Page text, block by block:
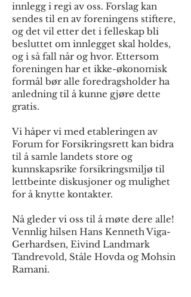
innlegg i regi av oss. Forslag kan
sendes til en av foreningens stiftere,
og det vil etter det i felleskap bli
besluttet om innlegget skal holdes,
og i så fall når og hvor. Ettersom
foreningen har et ikke-økonomisk
formål bør alle foredragsholder ha
anledning til å kunne gjøre dette
gratis.
Vi håper vi med etableringen av
Forum for Forsikringsrett kan bidra
til å samle landets store og
kunnskapsrike forsikringsmiljø til
lettbeinte diskusjoner og mulighet
for å knytte kontakter.
Nå gleder vi oss til å møte dere alle!
Vennlig hilsen Hans Kenneth Viga-
Gerhardsen, Eivind Landmark
Tandrevold, Ståle Hovda og Mohsin
Ramani.